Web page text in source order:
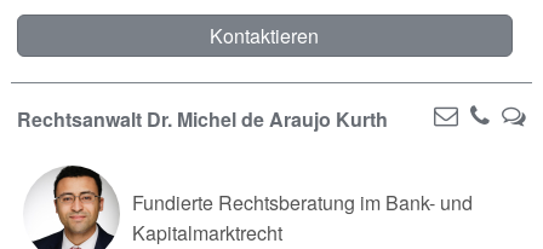
Kontaktieren
Rechtsanwalt Dr. Michel de Araujo Kurth
Fundierte Rechtsberatung im Bank- und
Kapitalmarktrecht